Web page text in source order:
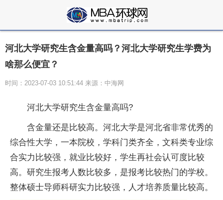
河北大学研究生含金量高吗？河北大学研究生学费为
啥那么便宜？
时间：2023-07-03 10:51:44 来源：中海网
河北大学研究生含金量高吗?
含金量还是比较高。河北大学是河北省非常优秀的
综合性大学，一本院校，学科门类齐全，文科类专业综
合实力比较强，就业比较好，学生再社会认可度比较
高。研究生报考人数比较多，是报考比较热门的学校。
整体硕士导师科研实力比较强，人才培养质量比较高。